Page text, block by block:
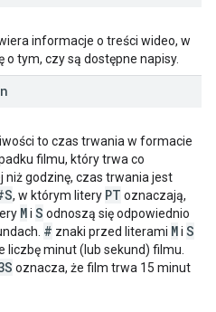
": string
string
informacje o treści wideo, w
tym, czy są dostępne napisy.
to czas trwania w formacie
filmu, który trwa co
niż godzinę, czas trwania jest
, w którym litery PT oznaczają,
Mi S odnoszą się odpowiednio
# znaki przed literami Mi S
liczbę minut (lub sekund) filmu.
oznacza, że film trwa 15 minut